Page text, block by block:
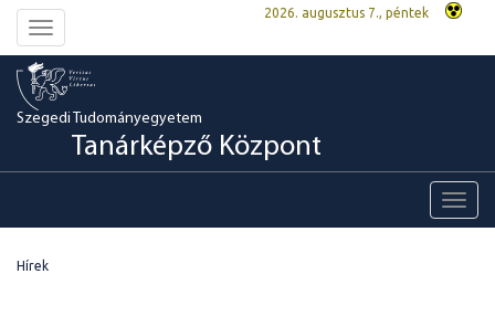
Toggle
navigation
2026. augusztus 7., péntek
Szegedi Tudományegyetem
Tanárképző Központ
Hírek